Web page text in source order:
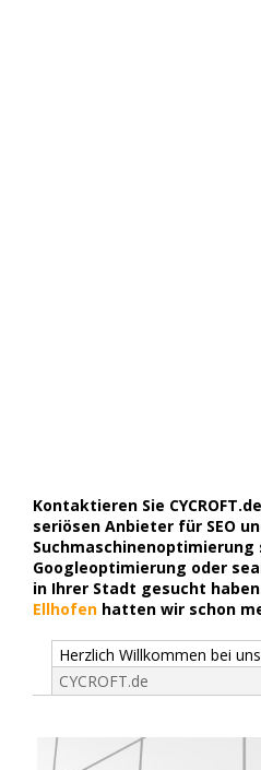
Kontaktieren Sie
seriösen Anbieter für SEO
Suchmaschinenoptimierung
Googleoptimierung oder
in Ihrer Stadt gesucht
Ellhofen hatten wir schon
Herzlich Willkommen bei
CYCROFT.de